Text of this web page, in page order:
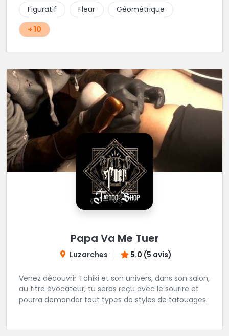
Figuratif
Fleur
Géométrique
+ 10
Papa Va Me Tuer
Luzarches 5.0 (5 avis)
Venez découvrir Tchiki et son univers, dans son salon,
au titre évocateur, tu seras reçu avec le sourire et
pourra demander tout types de styles de tatouages.